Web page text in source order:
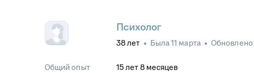
Психолог
38лет • Была11 марта • Обновлено
Общий опыт 15 лет 8 месяцев